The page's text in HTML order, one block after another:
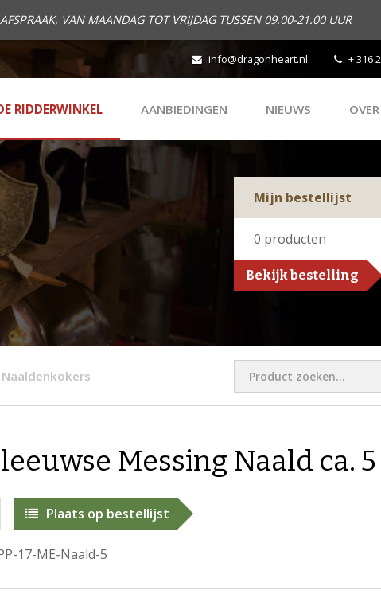
VAN MAANDAG TOT VRIJDAG TUSSEN 09.00-21.00 UUR
info@dragonheart.nl + 316
RIDDERWINKEL AANBIEDINGEN NIEUWS
Mijn bestellijst
0 producten
Bekijk bestelling
Messing Naald ca.
Plaats op bestellijst
17-ME-Naald-5